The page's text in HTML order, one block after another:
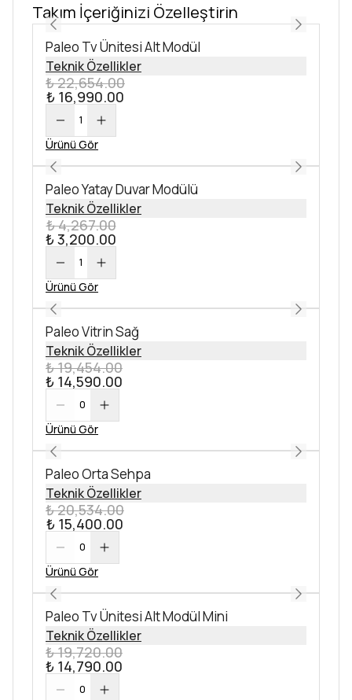
Takım İçeriğinizi Özelleştirin
Paleo Tv Ünitesi Alt Modül
Teknik Özellikler
₺ 22,654.00
₺ 16,990.00
1
Ürünü Gör
Paleo Yatay Duvar Modülü
Teknik Özellikler
₺ 4,267.00
₺ 3,200.00
1
Ürünü Gör
Paleo Vitrin Sağ
Teknik Özellikler
₺ 19,454.00
₺ 14,590.00
0
Ürünü Gör
Paleo Orta Sehpa
Teknik Özellikler
₺ 20,534.00
₺ 15,400.00
0
Ürünü Gör
Paleo Tv Ünitesi Alt Modül Mini
Teknik Özellikler
₺ 19,720.00
₺ 14,790.00
0